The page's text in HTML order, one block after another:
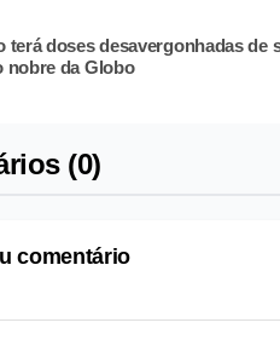
terá doses desavergonhadas de
nobre da Globo
(0)
comentário